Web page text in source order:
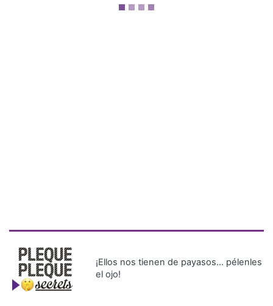
¡Ellos nos tienen de payasos… pélenles
el ojo!